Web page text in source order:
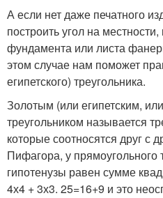
А если нет даже печатного
построить угол на
фундамента или листа
этом случае нам поможет
египетского) треугольника.
Золотым (или египетским,
треугольником называется
которые соотносятся друг с
Пифагора, у прямоугольного
гипотенузы равен сумме
4х4 + 3х3. 25=16+9 и это